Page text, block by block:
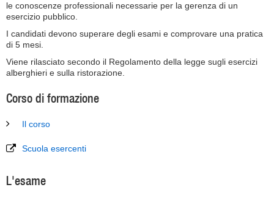
le conoscenze professionali necessarie per la gerenza di un
esercizio pubblico.
I candidati devono superare degli esami e comprovare una pratica
di 5 mesi.
Viene rilasciato secondo il Regolamento della legge sugli esercizi
alberghieri e sulla ristorazione.
Corso di formazione
Il corso
Scuola esercenti
L'esame